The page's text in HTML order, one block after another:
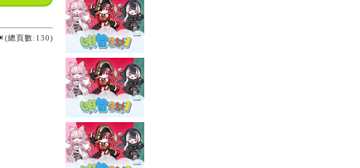
(總頁數:130)